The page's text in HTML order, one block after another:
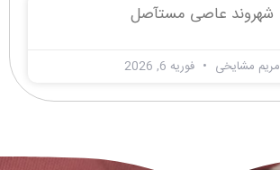
شهروند عاصی مستآصل
مریم مشایخی فوریه 6, 2026